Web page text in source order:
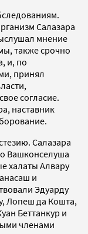
Салазара
мнение
также срочно
и, по
принял
согласие.
наставник
Салазара
Вашконселуша
халаты Алвару
и
Эдуарду
Лопеш да Кошта,
Беттанкур и
членами